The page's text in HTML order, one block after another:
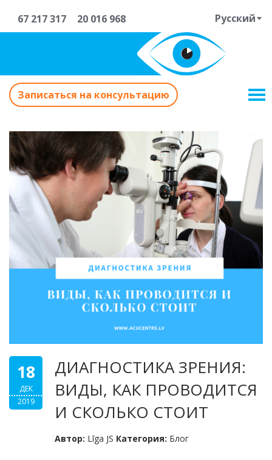
67 217 317 20 016 968 Русский
Записаться на консультацию
18
ДЕК
2019
ДИАГНОСТИКА ЗРЕНИЯ:
ВИДЫ, КАК ПРОВОДИТСЯ
И СКОЛЬКО СТОИТ
Автор: Līga JS Категория: Блог